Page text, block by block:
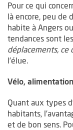
Pour ce qui
là encore, peu de
habite à Angers
tendances sont
déplacements, ce
l’élue.
Vélo,
Quant aux types
habitants,
et de bon sens.